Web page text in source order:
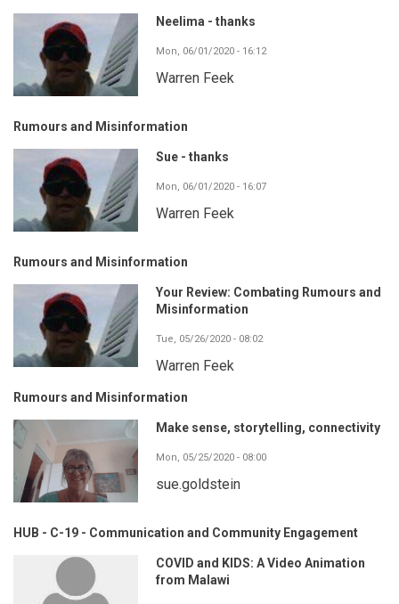
Neelima - thanks
Mon, 06/01/2020 - 16:12
Warren Feek
Rumours and Misinformation
Sue - thanks
Mon, 06/01/2020 - 16:07
Warren Feek
Rumours and Misinformation
Your Review: Combating Rumours and
Misinformation
Tue, 05/26/2020 - 08:02
Warren Feek
Rumours and Misinformation
Make sense, storytelling, connectivity
Mon, 05/25/2020 - 08:00
sue.goldstein
HUB - C-19 - Communication and Community Engagement
COVID and KIDS: A Video Animation
from Malawi